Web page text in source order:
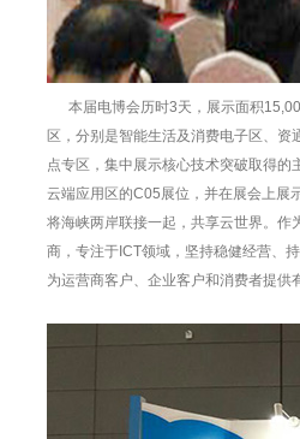
本届电博会历时3天，展示面积
区，分别是智能生活及消费电子区、
点专区，集中展示核心技术突破取得
云端应用区的C05展位，并在展会上展
将海峡两岸联接一起，共享云世界。作
商，专注于ICT领域，坚持稳健经营、
为运营商客户、企业客户和消费者提供